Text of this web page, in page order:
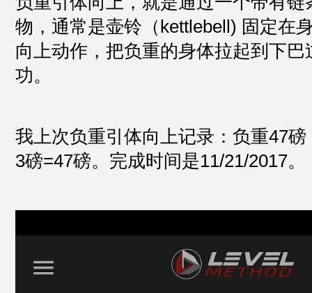
物，通常是壶铃（kettlebell) 固定在
向上动作，把负重的身体拉起到下
功。
我上次负重引体向上记录：负重47
3磅=47磅。完成时间是11/21/2017。